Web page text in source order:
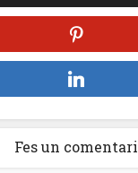
Fes un comentari